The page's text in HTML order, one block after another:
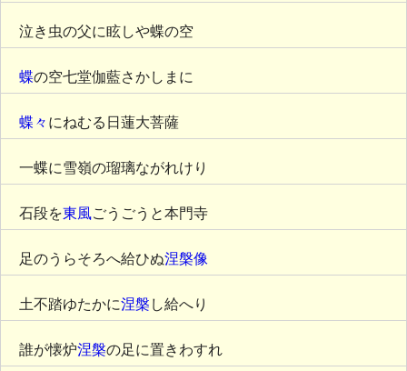
泣き虫の父に眩しや蝶の空
蝶の空七堂伽藍さかしまに
蝶々 にねむる日蓮大菩薩
一蝶に雪嶺の瑠璃ながれけり
石段を東風ごうごうと本門寺
足のうらそろへ給ひぬ涅槃像
土不踏ゆたかに涅槃 し給へり
誰が懐炉涅槃の足に置きわすれ